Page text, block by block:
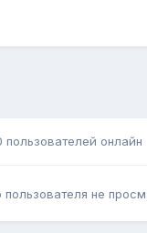
пользователей онлайн
не